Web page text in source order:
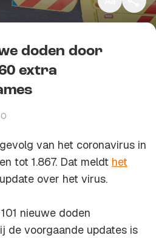
Kopieer link
doden door
extra
van het coronavirus in
tot 1.867. Dat meldt het
over het virus.
nieuwe doden
de voorgaande updates is